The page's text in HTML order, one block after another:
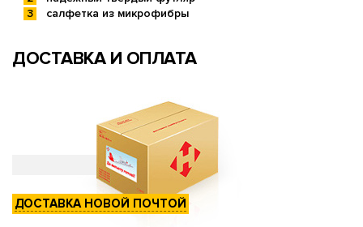
салфетка из микрофибры
ДОСТАВКА И ОПЛАТА
ДОСТАВКА НОВОЙ ПОЧТОЙ